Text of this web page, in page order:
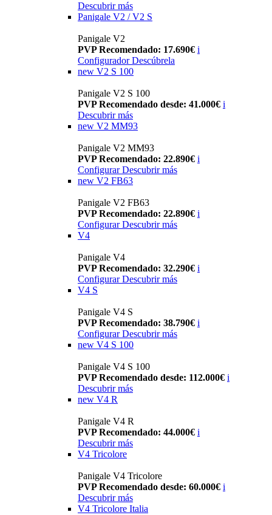
Descubrir más
Panigale V2 / V2 S
Panigale V2
PVP Recomendado: 17.690€ i
Configurador Descúbrela
new V2 S 100
Panigale V2 S 100
PVP Recomendado desde: 41.000€ i
Descubrir más
new V2 MM93
Panigale V2 MM93
PVP Recomendado: 22.890€ i
Configurar Descubrir más
new V2 FB63
Panigale V2 FB63
PVP Recomendado: 22.890€ i
Configurar Descubrir más
V4
Panigale V4
PVP Recomendado: 32.290€ i
Configurar Descubrir más
V4 S
Panigale V4 S
PVP Recomendado: 38.790€ i
Configurar Descubrir más
new V4 S 100
Panigale V4 S 100
PVP Recomendado desde: 112.000€ i
Descubrir más
new V4 R
Panigale V4 R
PVP Recomendado: 44.000€ i
Descubrir más
V4 Tricolore
Panigale V4 Tricolore
PVP Recomendado desde: 60.000€ i
Descubrir más
V4 Tricolore Italia